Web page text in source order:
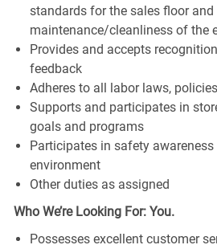
standards for the sales floor
maintenance/cleanliness of the
Provides and accepts
feedback
Adheres to all labor laws,
Supports and participates in
goals and programs
Participates in safety
environment
Other duties as assigned
Who We’re Looking For: You.
Possesses excellent customer